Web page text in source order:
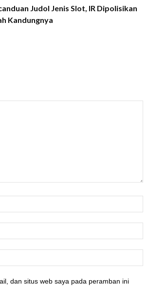
Judol Jenis Slot, IR Dipolisikan
Kandungnya
dan situs web saya pada peramban ini